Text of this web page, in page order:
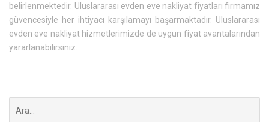
belirlenmektedir. Uluslararası evden eve nakliyat fiyatları firmamız
güvencesiyle her ihtiyacı karşılamayı başarmaktadır. Uluslararası
evden eve nakliyat hizmetlerimizde de uygun fiyat avantalarından
yararlanabilirsiniz.
ara: